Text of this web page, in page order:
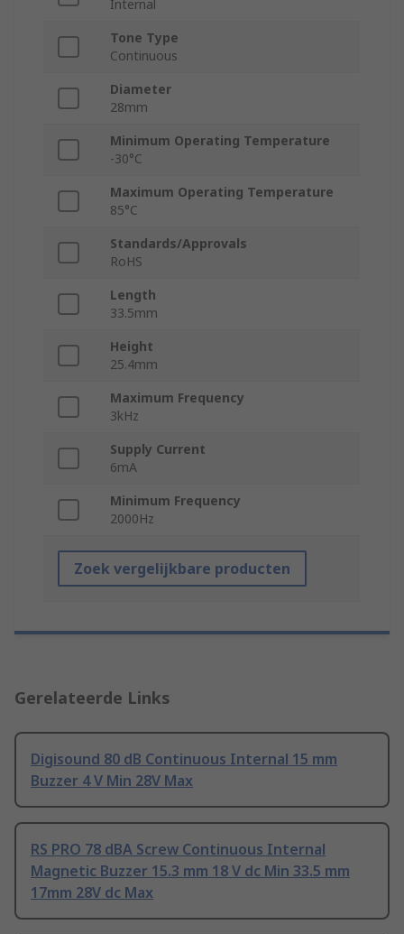
Internal
Tone Type
Continuous
Diameter
28mm
Minimum Operating Temperature
-30°C
Maximum Operating Temperature
85°C
Standards/Approvals
RoHS
Length
33.5mm
Height
25.4mm
Maximum Frequency
3kHz
Supply Current
6mA
Minimum Frequency
2000Hz
Zoek vergelijkbare producten
Gerelateerde Links
Digisound 80 dB Continuous Internal 15 mm
Buzzer 4 V Min 28V Max
RS PRO 78 dBA Screw Continuous Internal
Magnetic Buzzer 15.3 mm 18 V dc Min 33.5 mm
17mm 28V dc Max